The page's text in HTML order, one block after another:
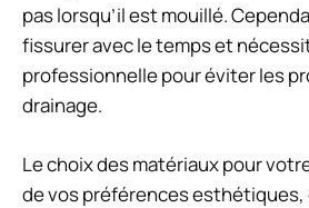
pas lorsqu’il est mouillé.
fissurer avec le temps et
professionnelle pour éviter les
drainage.
Le choix des matériaux pour
de vos préférences